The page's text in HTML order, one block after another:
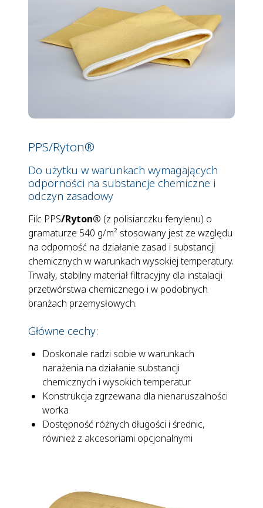
PPS/Ryton®
Do użytku w warunkach wymagających
odporności na substancje chemiczne i
odczyn zasadowy
Filc PPS/Ryton® (z polisiarczku fenylenu) o
gramaturze 540 g/m² stosowany jest ze względu
na odporność na działanie zasad i substancji
chemicznych w warunkach wysokiej temperatury.
Trwały, stabilny materiał filtracyjny dla instalacji
przetwórstwa chemicznego i w podobnych
branżach przemysłowych.
Główne cechy:
Doskonale radzi sobie w warunkach
narażenia na działanie substancji
chemicznych i wysokich temperatur
Konstrukcja zgrzewana dla nienaruszalności
worka
Dostępność różnych długości i średnic,
również z akcesoriami opcjonalnymi